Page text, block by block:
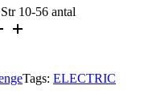
10-56 antal
Tags: ELECTRIC